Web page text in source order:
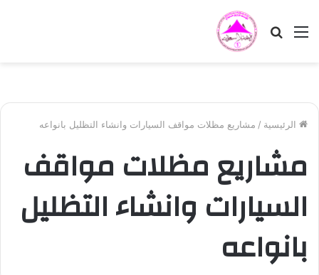
القائمة بحث
الرئيسية / مشاريع مظلات مواقف السيارات وانشاء التظليل بانواعه
مشاريع مظلات مواقف
السيارات وانشاء التظليل
بانواعه